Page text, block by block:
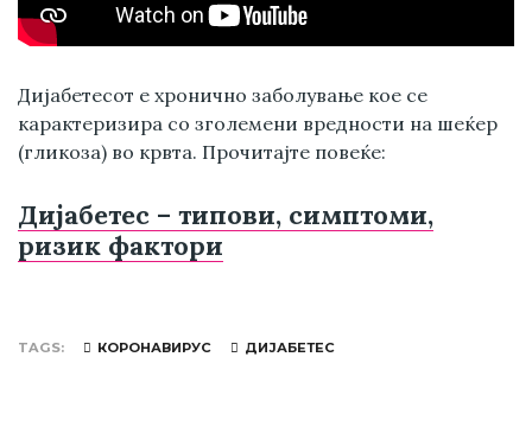
Дијабетесот е хронично заболување кое се
карактеризира со зголемени вредности на шеќер
(гликоза) во крвта. Прочитајте повеќе:
Дијабетес – типови, симптоми,
ризик фактори
TAGS КОРОНАВИРУС ДИЈАБЕТЕС